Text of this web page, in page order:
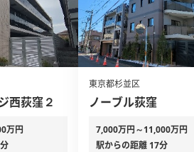
西荻窪２
万円
東京都杉並区
ノーブル荻窪
7,000万円～11,000万円
駅からの距離 17分